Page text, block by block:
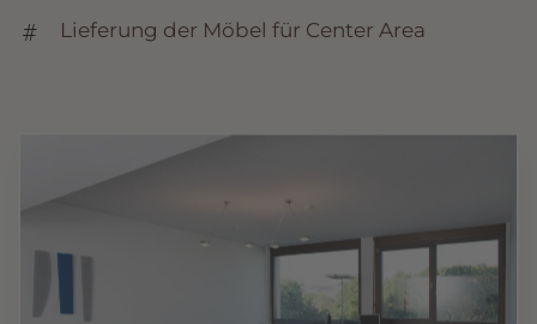
Lieferung der Möbel für Center Area